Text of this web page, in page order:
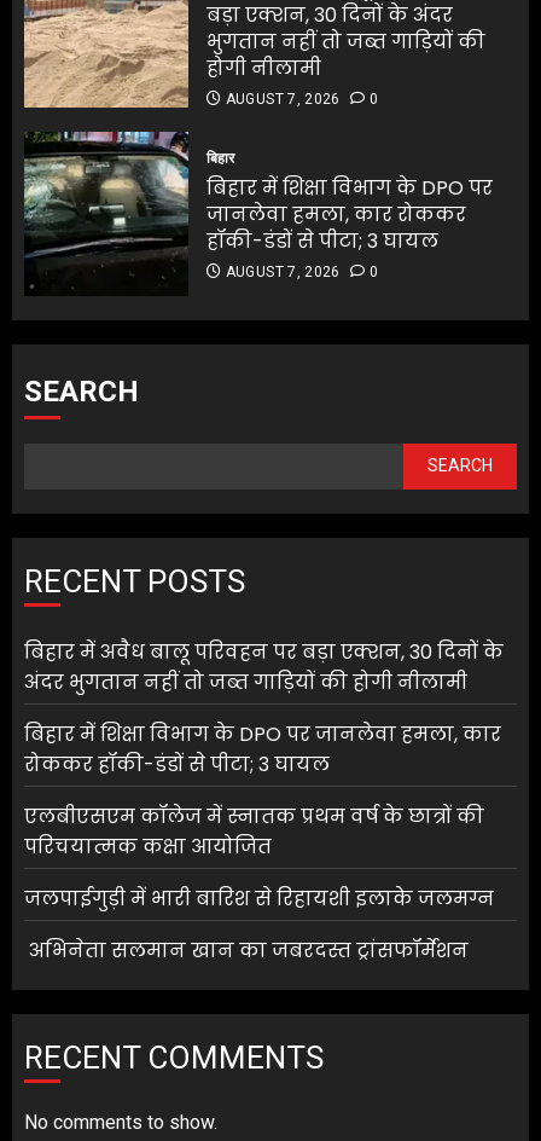
बड़ा एक्शन, 30 दिनों के अंदर
भुगतान नहीं तो जब्त गाड़ियों की
होगी नीलामी
AUGUST 7, 2026 0
बिहार
बिहार में शिक्षा विभाग के DPO पर
जानलेवा हमला, कार रोककर
हॉकी-डंडों से पीटा; 3 घायल
AUGUST 7, 2026 0
SEARCH
SEARCH
RECENT POSTS
बिहार में अवैध बालू परिवहन पर बड़ा एक्शन, 30 दिनों के
अंदर भुगतान नहीं तो जब्त गाड़ियों की होगी नीलामी
बिहार में शिक्षा विभाग के DPO पर जानलेवा हमला, कार
रोककर हॉकी-डंडों से पीटा; 3 घायल
एलबीएसएम कॉलेज में स्नातक प्रथम वर्ष के छात्रों की
परिचयात्मक कक्षा आयोजित
जलपाईगुड़ी में भारी बारिश से रिहायशी इलाके जलमग्न
अभिनेता सलमान खान का जबरदस्त ट्रांसफॉर्मेशन
RECENT COMMENTS
No comments to show.